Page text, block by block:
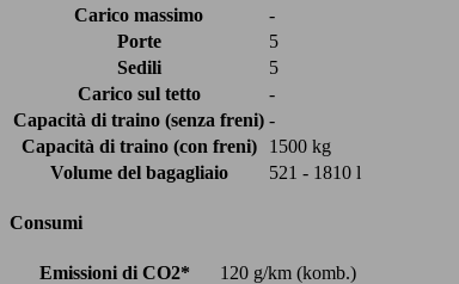
Carico massimo
-
Porte
5
Sedili
5
Carico sul tetto
-
Capacità di traino (senza freni) -
Capacità di traino (con freni)
1500 kg
Volume del bagagliaio
521 - 1810 l
Consumi
Emissioni di CO2*
120 g/km (komb.)